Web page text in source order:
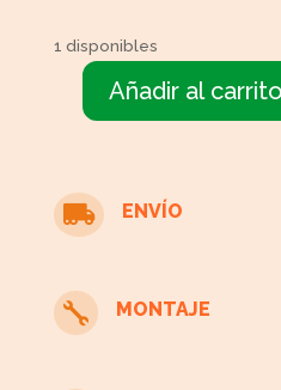
1 disponibles
Mesa
cantidad
Añadir al carrito
 ENVÍO
 MONTAJE